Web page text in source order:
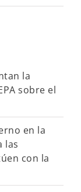
la
sobre el
en la
las
con la